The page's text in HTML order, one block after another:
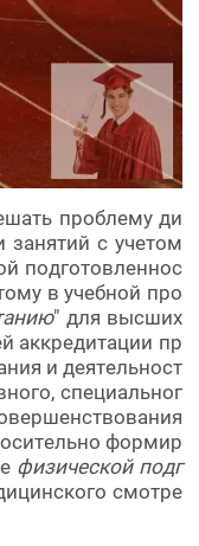
проблему ди
занятий с учетом
подготовленнос
в учебной про
" для высших
аккредитации пр
и деятельност
специальног
формир
физической подг
смотре